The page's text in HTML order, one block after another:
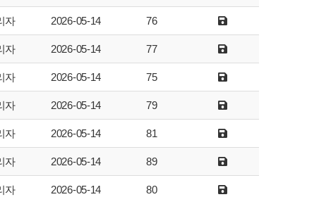
자 2026-05-14 76
자 2026-05-14 77
자 2026-05-14 75
자 2026-05-14 79
자 2026-05-14 81
자 2026-05-14 89
자 2026-05-14 80